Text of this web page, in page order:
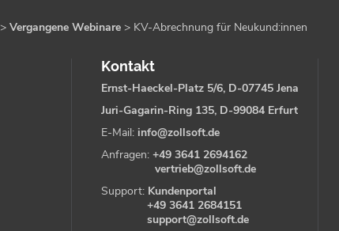
>Vergangene Webinare > KV-Abrechnung für Neukund:innen
Kontakt
Ernst-Haeckel-Platz 5/6, D-07745 Jena
Juri-Gagarin-Ring 135, D-99084 Erfurt
E-Mail: info@zollsoft.de
Anfragen: +49 3641 2694162
vertrieb@zollsoft.de
Support: Kundenportal
+49 3641 2684151
support@zollsoft.de